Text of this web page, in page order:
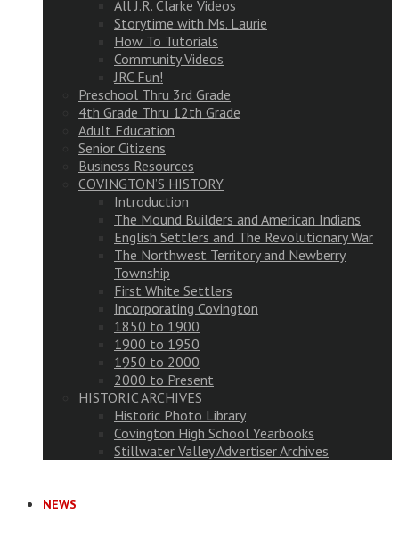
All J.R. Clarke Videos
Storytime with Ms. Laurie
How To Tutorials
Community Videos
JRC Fun!
Preschool Thru 3rd Grade
4th Grade Thru 12th Grade
Adult Education
Senior Citizens
Business Resources
COVINGTON’S HISTORY
Introduction
The Mound Builders and American Indians
English Settlers and The Revolutionary War
The Northwest Territory and Newberry
Township
First White Settlers
Incorporating Covington
1850 to 1900
1900 to 1950
1950 to 2000
2000 to Present
HISTORIC ARCHIVES
Historic Photo Library
Covington High School Yearbooks
Stillwater Valley Advertiser Archives
NEWS